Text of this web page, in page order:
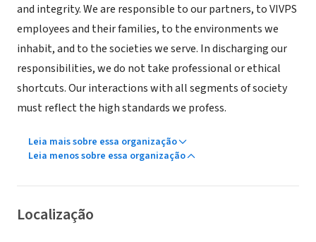
and integrity. We are responsible to our partners, to VIVPS
employees and their families, to the environments we
inhabit, and to the societies we serve. In discharging our
responsibilities, we do not take professional or ethical
shortcuts. Our interactions with all segments of society
must reflect the high standards we profess.
Leia mais sobre essa organização
Leia menos sobre essa organização
Localização